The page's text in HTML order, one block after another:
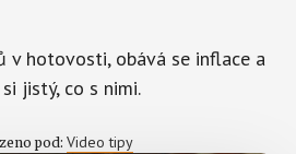
v hotovosti, obává se inflace a
jistý, co s nimi.
pod: Video tipy